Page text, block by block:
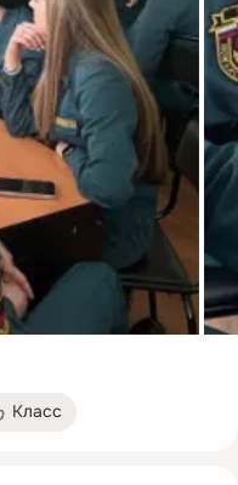
Класс